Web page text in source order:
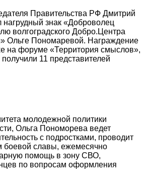
Правительства РФ Дмитрий
знак «Доброволец
волгоградского Добро.Центра
Ольге Пономаревой. Награждение
на форуме «Территория смыслов»,
получили 11 представителей
молодежной политики
Ольга Пономорева ведет
с подростками, проводит
боевой славы, ежемесячно
помощь в зону СВО,
по вопросам оформления